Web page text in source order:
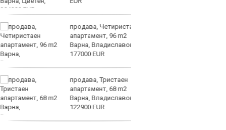
продава, Четиристаен
апартамент, 96 m2
Варна, Владиславово,
177000 EUR
продава, Тристаен
апартамент, 68 m2
Варна, Владиславово,
122900 EUR